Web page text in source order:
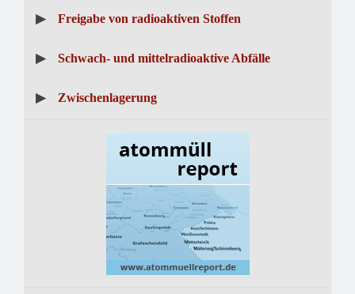
▶ Freigabe von radioaktiven Stoffen
▶ Schwach- und mittelradioaktive Abfälle
▶ Zwischenlagerung